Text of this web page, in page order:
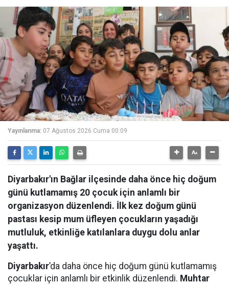
Yayınlanma: 07 Ağustos 2026 Cuma 00:09
Diyarbakır'ın Bağlar ilçesinde daha önce hiç doğum
günü kutlamamış 20 çocuk için anlamlı bir
organizasyon düzenlendi. İlk kez doğum günü
pastası kesip mum üfleyen çocukların yaşadığı
mutluluk, etkinliğe katılanlara duygu dolu anlar
yaşattı.
Diyarbakır’da daha önce hiç doğum günü kutlamamış
çocuklar için anlamlı bir etkinlik düzenlendi. Muhtar